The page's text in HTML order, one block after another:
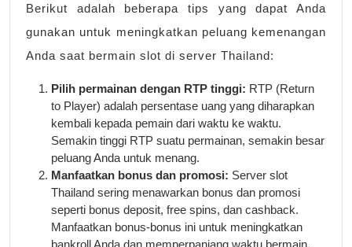
Berikut adalah beberapa tips yang dapat Anda
gunakan untuk meningkatkan peluang kemenangan
Anda saat bermain slot di server Thailand:
Pilih permainan dengan RTP tinggi: RTP (Return
to Player) adalah persentase uang yang diharapkan
kembali kepada pemain dari waktu ke waktu.
Semakin tinggi RTP suatu permainan, semakin besar
peluang Anda untuk menang.
Manfaatkan bonus dan promosi: Server slot
Thailand sering menawarkan bonus dan promosi
seperti bonus deposit, free spins, dan cashback.
Manfaatkan bonus-bonus ini untuk meningkatkan
bankroll Anda dan memperpanjang waktu bermain.